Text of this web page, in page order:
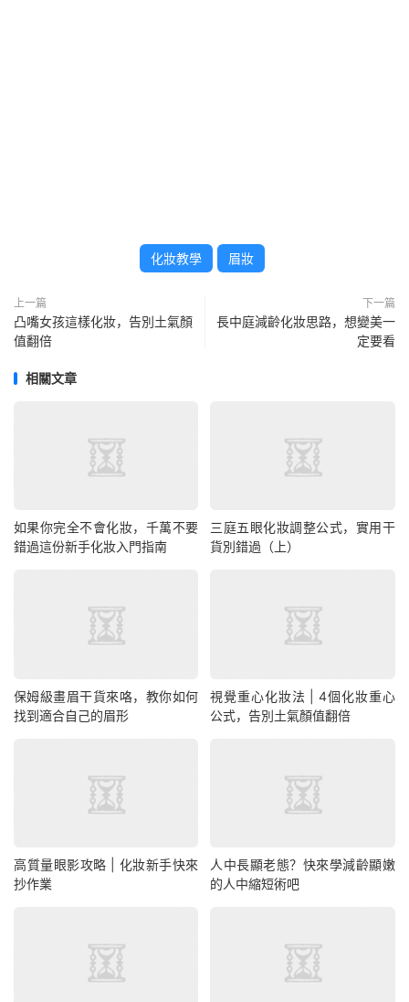
化妝教學 眉妝
上一篇
凸嘴女孩這樣化妝，告別土氣顏
值翻倍
下一篇
長中庭減齡化妝思路，想變美一
定要看
相關文章
如果你完全不會化妝，千萬不要
錯過這份新手化妝入門指南
三庭五眼化妝調整公式，實用干
貨別錯過（上）
保姆級畫眉干貨來咯，教你如何
找到適合自己的眉形
視覺重心化妝法 | 4個化妝重心
公式，告別土氣顏值翻倍
高質量眼影攻略 | 化妝新手快來
抄作業
人中長顯老態？快來學減齡顯嫩
的人中縮短術吧